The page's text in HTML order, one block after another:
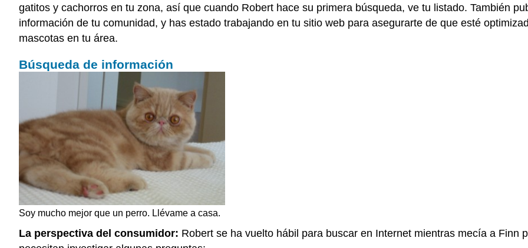
gatitos y cachorros en tu zona, así que cuando Robert hace su primera búsqueda, ve tu listado. También
información de tu comunidad, y has estado trabajando en tu sitio web para asegurarte de que esté
mascotas en tu área.
Búsqueda de información
Soy mucho mejor que un perro. Llévame a casa.
La perspectiva del consumidor: Robert se ha vuelto hábil para buscar en Internet mientras mecía a Finn